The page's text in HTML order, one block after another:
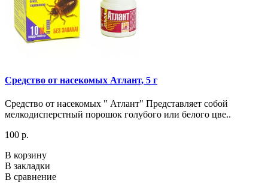
Средство от насекомых Атлант, 5 г
Средство от насекомых " Атлант" Представляет собой
мелкодисперстный порошок голубого или белого цве..
100 р.
В корзину
В закладки
В сравнение